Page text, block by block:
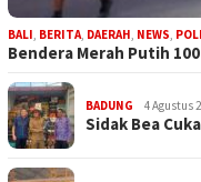
BALI, BERITA, DAERAH, NEWS,
Bendera Merah Putih
BADUNG 4 Agustus
Sidak Bea